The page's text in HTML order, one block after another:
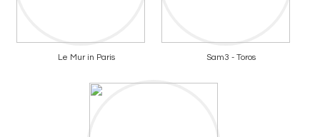
Le Mur in Paris Sam3 - Toros